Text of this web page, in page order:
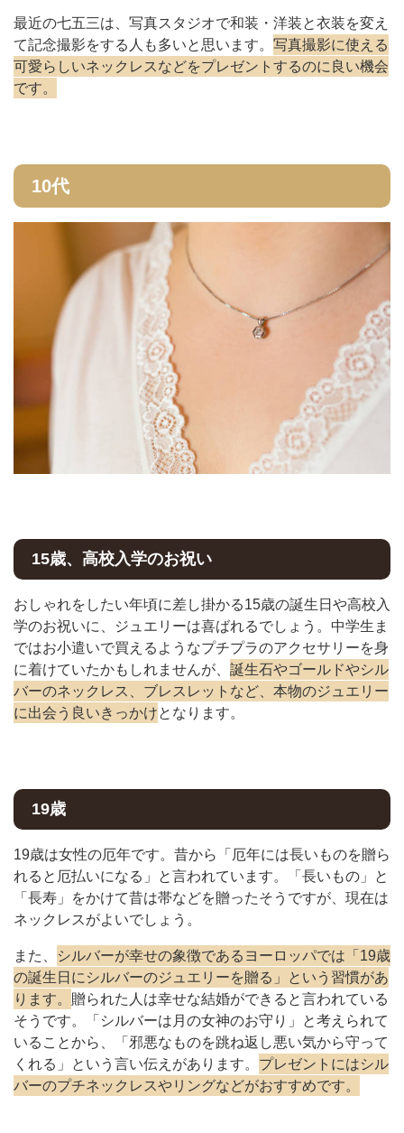
最近の七五三は、写真スタジオで和装・洋装と衣装を変え
て記念撮影をする人も多いと思います。 写真撮影に使える
可愛らしいネックレスなどをプレゼントするのに良い機会
です。
10代
15歳、高校入学のお祝い
おしゃれをしたい年頃に差し掛かる15歳の誕生日や高校入
学のお祝いに、ジュエリーは喜ばれるでしょう。中学生ま
ではお小遣いで買えるようなプチプラのアクセサリーを身
に着けていたかもしれませんが、 誕生石やゴールドやシル
バーのネックレス、ブレスレットなど、本物のジュエリー
に出会う良いきっかけとなります。
19歳
19歳は女性の厄年です。昔から「厄年には長いものを贈ら
れると厄払いになる」と言われています。「長いもの」と
「長寿」をかけて昔は帯などを贈ったそうですが、現在は
ネックレスがよいでしょう。
また、
シルバーが幸せの象徴であるヨーロッパでは「19歳
の誕生日にシルバーのジュエリーを贈る」という習慣があ
ります。 贈られた人は幸せな結婚ができると言われている
そうです。「シルバーは月の女神のお守り」と考えられて
いることから、「邪悪なものを跳ね返し悪い気から守って
くれる」という言い伝えがあります。 プレゼントにはシル
バーのプチネックレスやリングなどがおすすめです。